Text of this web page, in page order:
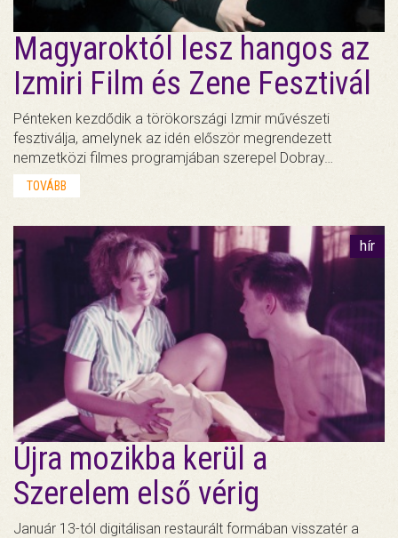
Magyaroktól lesz hangos az
Izmiri Film és Zene Fesztivál
Pénteken kezdődik a törökországi Izmir művészeti
fesztiválja, amelynek az idén először megrendezett
nemzetközi filmes programjában szerepel Dobray…
TOVÁBB
hír
Újra mozikba kerül a
Szerelem első vérig
Január 13-tól digitálisan restaurált formában visszatér a